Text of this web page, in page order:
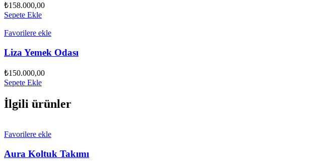
₺158.000,00
Sepete Ekle
Favorilere ekle
Liza Yemek Odası
₺150.000,00
Sepete Ekle
İlgili ürünler
Favorilere ekle
Aura Koltuk Takımı